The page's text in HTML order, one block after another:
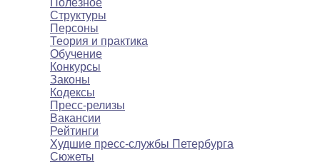
Полезное
Структуры
Персоны
Теория и практика
Обучение
Конкурсы
Законы
Кодексы
Пресс-релизы
Вакансии
Рейтинги
Худшие пресс-службы Петербурга
Сюжеты